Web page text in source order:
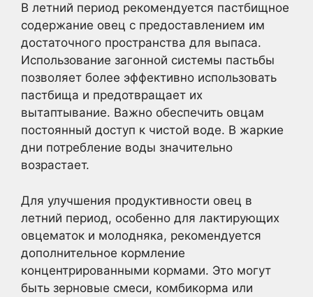
В летний период рекомендуется пастбищное
содержание овец с предоставлением им
достаточного пространства для выпаса.
Использование загонной системы пастьбы
позволяет более эффективно использовать
пастбища и предотвращает их
вытаптывание. Важно обеспечить овцам
постоянный доступ к чистой воде. В жаркие
дни потребление воды значительно
возрастает.
Для улучшения продуктивности овец в
летний период, особенно для лактирующих
овцематок и молодняка, рекомендуется
дополнительное кормление
концентрированными кормами. Это могут
быть зерновые смеси, комбикорма или